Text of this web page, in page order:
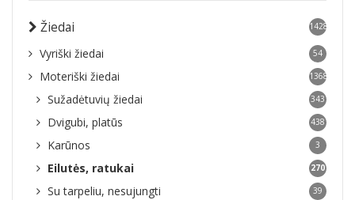
Žiedai 1428
Vyriški žiedai 54
Moteriški žiedai 1368
Sužadėtuvių žiedai 343
Dvigubi, platūs 438
Karūnos 3
Eilutės, ratukai 270
Su tarpeliu, nesujungti 39